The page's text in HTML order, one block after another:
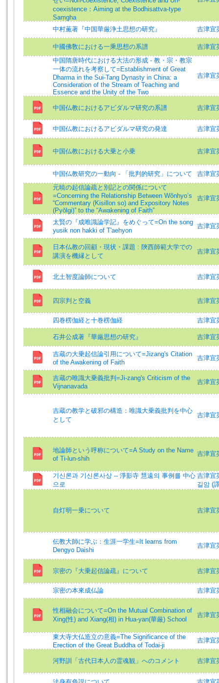
coexistence：Aiming at the Bodhisattva-type
Saṃgha
中村薫著『中国華厳浄土思想の研究』 吉津宜
中國佛敎における一乘思想の系譜
吉津宜
中国隋唐時代における大法の形成 - 教・宗・教宗
一体の流れを考察して=Establishment of Great
Dharma in the Sui-Tang Dynasty in China: a
Consideration of the Stream of Teaching and
Essence and the Unity of the Two
吉津宜
中国仏教におけるアビダルマ研究の系譜 吉津宜
中国仏教におけるアビダルマ研究の発達 吉津宜
中国仏教における大乗と小乗 吉津宜
中国仏教研究の一動向 - 「批判的研究」について
吉津宜
元暁の起信論疏と別記との関係について
=Concerning the Relationship Between Wŏnhyo’s
“Commentary (Kisillon so) and Expository Notes
(Pyŏlgi)” to the “Awakening of Faith”
吉津宜
太賢の『成唯識論学記』をめぐって=On the song
yusik non hakki of T'aehyon
吉津宜
日本仏教の回顧・現状・課題 : 陝西師範大学での
講演を機縁として
吉津宜
北土智度論師について 吉津宜
四宗判と空義 吉津宜
四巻楞伽経と十巻楞伽経 吉津宜
石井公成著『華厳思想の研究』 吉津宜
吉蔵の大乗起信論引用について=Jizang's Citation
of the Awakening of Faith
吉津宜
吉蔵の唯識大乗義批判=Ji-zang's Criticism of the
Vijnanavada
吉津宜
吉蔵の教学と破邪の構造：唯識大乗義批判を中心
として
吉津宜
地論師という呼称について=A Study on the Name
of Ti-lun-shih
吉津宜
기신론과 기신론사상 -- 淨影寺 慧遠의 事例를 中心
으로
吉津宜
길암 (
自灯明一乗について 吉津宜
伝教大師に学ぶ：生涯一学生=It learns from
Dengyo Daishi
吉津宜
宗密の『大乗起信論疏』について 吉津宜
宗密の本來成仏論 吉津宜
性相融会について=On the Mutual Combination of
Xing(性) and Xiang(相) in Hua-yan(華厳) School
吉津宜
東大寺大仏造立の意義=The Significance of the
Erection of the Great Buddha of Todai-ji
吉津宜
河野訓「古代日本人の霊魂観」へのコメント 吉津宜